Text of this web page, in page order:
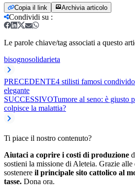
Copia il link Archivia articolo
Condividi su :
Le parole chiave/tag associati a questo
bisognosolidarieta
PRECEDENTE4 stilisti famosi
elegante
SUCCESSIVOTumore al seno: è giusto
colpisce la malattia?
Ti piace il nostro contenuto?
Aiutaci a coprire i costi di produzione
sostieni la missione di Aleteia. Grazie
sostenere il principale sito cattolico al
tasse. Dona ora.